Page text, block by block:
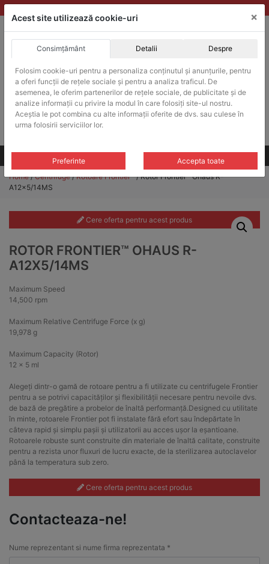
Skip
to
ACHIZITII PUBLICE
Produsele pot fi achizitionate si in sistemul SEAP / SICAP
Products
search
CAUTARE
Toate produsele
Home/Centrifuge/Rotoare Frontier™/ Rotor Frontier™ Ohaus R-
A12x5/14MS
Cere oferta pentru acest produs
ROTOR FRONTIER™ OHAUS R-
A12X5/14MS
Maximum Speed
14,500 rpm
Maximum Relative Centrifuge Force (x g)
19,978 g
Maximum Capacity (Rotor)
12 x 5 ml
Alegeți dintr-o gamă de rotoare pentru a fi utilizate cu centrifugele Frontier
pentru a se potrivi capacităților și flexibilității necesare pentru nevoile dvs.
de bază de pregătire a probelor de înaltă performanță.Designed cu utilitate
în minte, rotoarele Frontier pot fi instalate fără efort sau îndepărtate în
câteva rapid și simplu pașii și utilizatorii au acces ușor la eșantioane.
Rotoarele robuste sunt construite din materiale de înaltă calitate, construite
pentru a rezista unor fluxuri de lucru exacte, de la sterilizarea autoclavelor
până la temperatura sub zero.
Cere oferta pentru acest produs
Contacteaza-ne!
Nume reprezentant si nume firma reprezentata *
Acest site utilizează cookie-uri ×
Consimțământ Detalii Despre
Folosim cookie-uri pentru a personaliza conținutul și anunțurile, pentru
a oferi funcții de rețele sociale și pentru a analiza traficul. De
asemenea, le oferim partenerilor de rețele sociale, de publicitate și de
analize informații cu privire la modul în care folosiți site-ul nostru.
Aceștia le pot combina cu alte informații oferite de dvs. sau culese în
urma folosirii serviciilor lor.
Preferinte Accepta toate